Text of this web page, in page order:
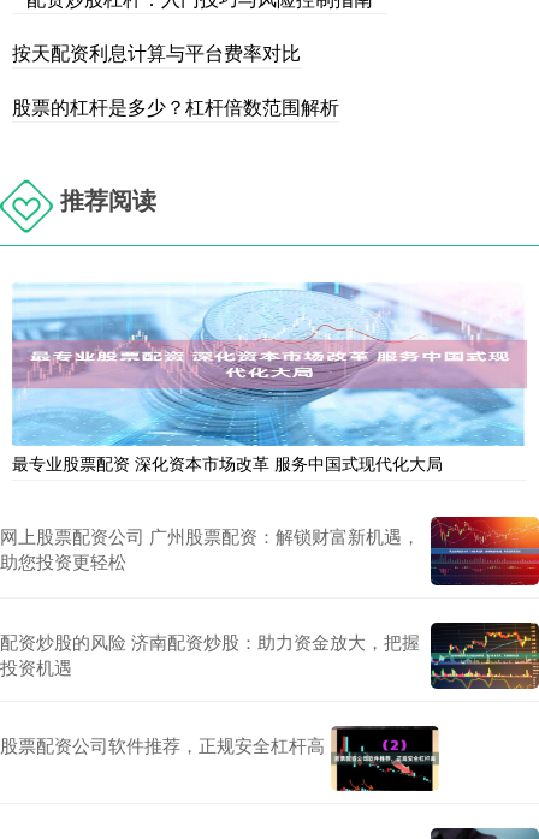
按天配资利息计算与平台费率对比
股票的杠杆是多少？杠杆倍数范围解析
推荐阅读
最专业股票配资 深化资本市场改革 服务中国式现代化大局
网上股票配资公司 广州股票配资：解锁财富新机遇，
助您投资更轻松
配资炒股的风险 济南配资炒股：助力资金放大，把握
投资机遇
股票配资公司软件推荐，正规安全杠杆高